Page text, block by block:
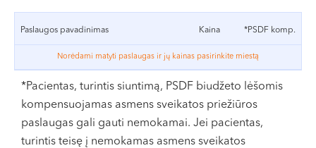
VI, VII --
Po operacijos skausmas minimalus, nėra jokio pjūvio ar
žaizdos pilve, tad nekyla žaizdų infekcijos grėsmė. Be to,
pacientė tą pačią dieną po operacijos išleidžiama į
namus ir kitą dieną, ar po dienos gali grįžti į darbą. 1-2
savaites po operacijos nerekomenduojama plaukioti
baseine ir atviruose vandens telkiniuose, naudoti
makšties tamponų.
Paslaugos pavadinimas Kaina *PSDF komp.
Norėdami matyti paslaugas ir jų kainas pasirinkite miestą
*Pacientas, turintis siuntimą, PSDF biudžeto lėšomis
kompensuojamas asmens sveikatos priežiūros
paslaugas gali gauti nemokamai. Jei pacientas,
turintis teisę į nemokamas asmens sveikatos